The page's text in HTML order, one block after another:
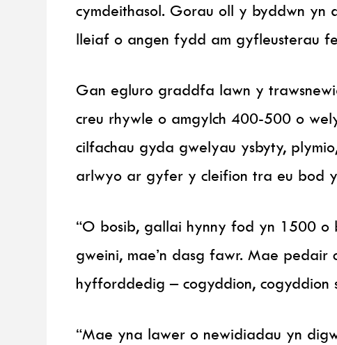
cymdeithasol. Gorau oll y byddwn yn
lleiaf o angen fydd am gyfleusterau
Gan egluro graddfa lawn y
creu rhywle o amgylch 400-500 o
cilfachau gyda gwelyau ysbyty,
arlwyo ar gyfer y cleifion tra eu bod
“O bosib, gallai hynny fod yn 1500
gweini, mae’n dasg fawr. Mae
hyfforddedig – cogyddion, cogyddion
“Mae yna lawer o newidiadau yn